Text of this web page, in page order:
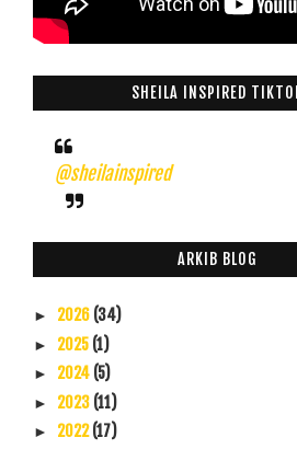
SHEILA INSPIRED
@sheilainspired
ARKIB BLOG
► 2026 (34)
► 2025 (1)
► 2024 (5)
► 2023 (11)
► 2022(17)